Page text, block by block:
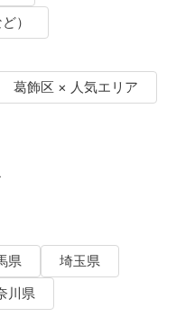
）
葛飾区 × 人気エリア
県
埼玉県
川県